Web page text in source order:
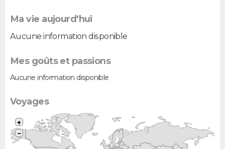
Ma vie aujourd'hui
Aucune information disponible
Mes goûts et passions
Aucune information disponible
Voyages
+
−